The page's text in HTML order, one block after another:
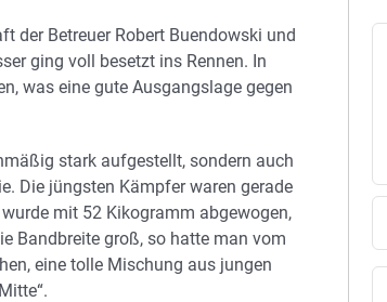
der Betreuer Robert Buendowski und
ging voll besetzt ins Rennen. In
was eine gute Ausgangslage gegen
stark aufgestellt, sondern auch
Die jüngsten Kämpfer waren gerade
mit 52 Kikogramm abgewogen,
Bandbreite groß, so hatte man vom
eine tolle Mischung aus jungen